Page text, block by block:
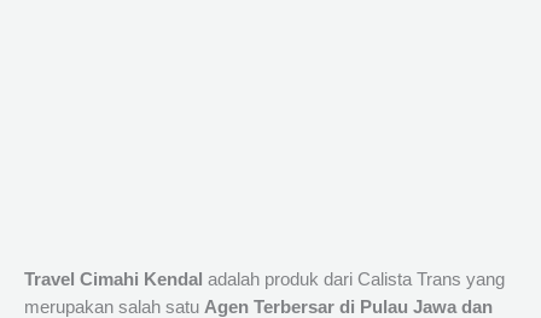
Travel Cimahi Kendal adalah produk dari Calista Trans yang
merupakan salah satu Agen Terbersar di Pulau Jawa dan